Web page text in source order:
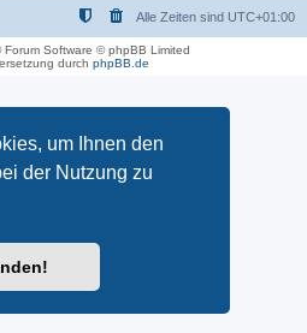
um Ihnen den
der Nutzung zu
Alle Zeiten sind UTC+01:00
Forum Software © phpBB Limited
durch phpBB.de